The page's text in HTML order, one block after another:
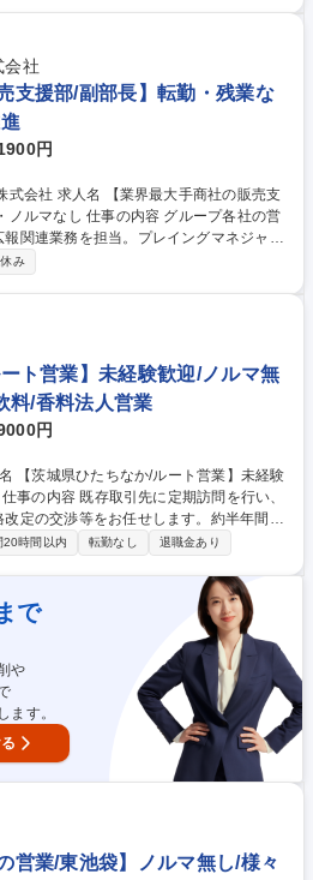
きい同業他社、学校、官公庁等。既存の
の手配、オフィスビル・学校等ビル管理
営管理など現場管理を行います。また自
導も併せて担当します。 募集職種
袋】ノルマ無し/様々な業務に携われる
会社
支援部/副部長】転勤・残業な
円
商社の販売支
容 グループ各社の営
関連業務を担当。プレイングマネジャー
・運営、市場動向や話題商品の情報収
企画・開発、商品見本市の企画・運営、
の収集・分析、社内報等による情報発信
も支援します。 募集職種 【業界
】転勤・残業なし・ノルマなし
み
ト営業】未経験歓迎/ノルマ無
料/香料法人営業
円
定の交渉等をお任せします。約半年間は
知識や相場の読み方をじっくり学びま
の形にとらわれず、新商品の提案や「ど
売り方のアイデアを形にしやすい環境で
なことにチャレンジしやすく、今後の事
ちなか/ルー
/社宅制度あり
20時間以内 転勤なし 退職金あり
で
や
ます。
営業/東池袋】ノルマ無し/様々